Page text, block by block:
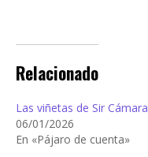
Relacionado
Las viñetas de Sir Cámara
06/01/2026
En «Pájaro de cuenta»